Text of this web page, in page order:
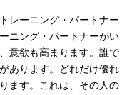
レーニング・パートナー
ニング・パートナーがい
意欲も高まります。誰で
あります。どれだけ優れ
ます。これは、その人の